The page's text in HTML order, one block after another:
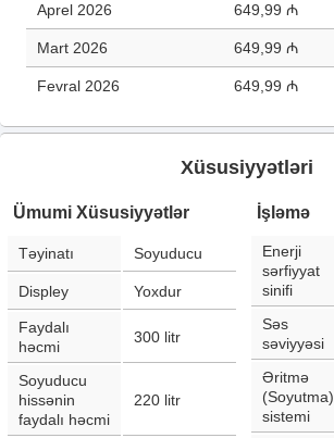
Aprel 2026 649,99 ₼
Mart 2026 649,99 ₼
Fevral 2026 649,99 ₼
Xüsusiyyətləri
Ümumi Xüsusiyyətlər
Təyinatı Soyuducu
Displey Yoxdur
Faydalı
həcmi
300 litr
Soyuducu
hissənin
faydalı həcmi
220 litr
İşləmə
Enerji
sərfiyyat
sinifi
Səs
səviyyəsi
Əritmə
(Soyutma)
sistemi